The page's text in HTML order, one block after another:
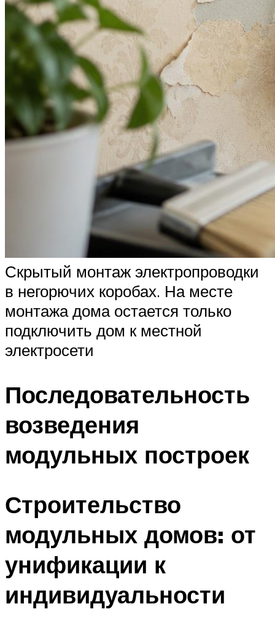
Скрытый монтаж электропроводки
в негорючих коробах. На месте
монтажа дома остается только
подключить дом к местной
электросети
Последовательность
возведения
модульных построек
Строительство
модульных домов: от
унификации к
индивидуальности